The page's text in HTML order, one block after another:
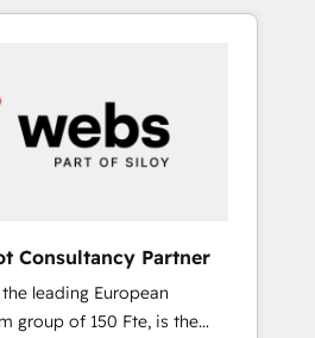
and improve user
time 🔧 Designing and
set-up for better
design and build using
by HubSpot after a
CRM, Solutions
Consultancy Partner
leading European
of 150 Fte, is the